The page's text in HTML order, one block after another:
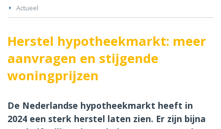
Actueel
Herstel hypotheekmarkt: meer
aanvragen en stijgende
woningprijzen
De Nederlandse hypotheekmarkt heeft in
2024 een sterk herstel laten zien. Er zijn bijna